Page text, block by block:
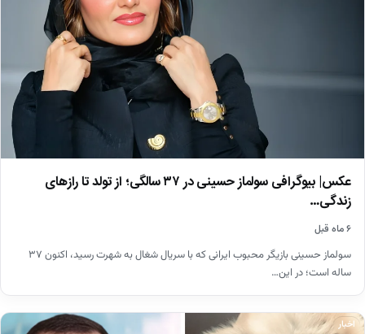
عکس| بیوگرافی سولماز حسینی در ۳۷ سالگی؛ از تولد تا رازهای
زندگی…
۶ ماه قبل
سولماز حسینی بازیگر محبوب ایرانی که با سریال شغال به شهرت رسید، اکنون ۳۷
ساله است؛ در این…
اخبار